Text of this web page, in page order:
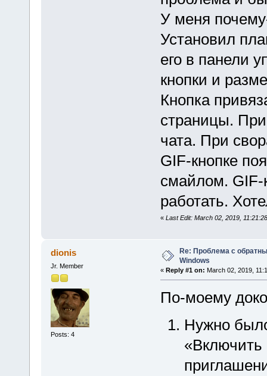
У меня
Установил
его в панели
кнопки и
Кнопка
страницы. При
чата. При
GIF-кнопке
смайлом. GIF-
работать.
« Last Edit: March 02, 2019,
dionis
Jr. Member
Posts: 4
Re: Проблема с
Windows
« Reply #1 on: March 02, 2019,
По-моему
Нужно